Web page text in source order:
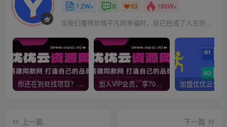
1.2W+ 0 63 186W+
当我们懂得珍惜平凡的幸福时，就已经成了人生的赢家
你还在到处找项目？还在当韭菜？我靠网创资源站一个月收入5万+，曾经我也是个失败者。 加入VIP会员，享70%的推广提成，免费学习多种网上创业课程，菜鸟秒变大神！
上一篇
下一篇